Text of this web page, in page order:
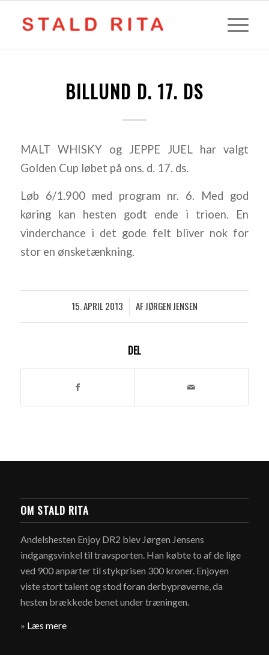
BILLUND D. 17. DS
MALT WHISKY og JEPPE JUEL har valgt
Golden Cup løbet på ons. d. 17. ds.
Løb 6/1.900 med program nr. 6. Med god
køring kan hesten godt ende i trioen. En
vinderchance i det gode felt bliver nok for
stor en ønsketænkning.
15. APRIL 2013
/ AFJØRGEN JENSEN
DEL
OM STALD RITA
Andelshesten Enjoy DR2 blev Jørgen Jensens
indgangsvinkel til travsporten. Han købte to af de lige
ved 900 anparter til stykprisen 300 kroner. Enjoyen
viste stort talent og stod foran derbyprøverne, da
hesten brækkede benet under træningen.
» Læs mere